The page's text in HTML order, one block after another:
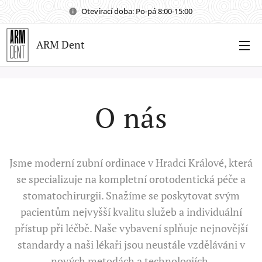
Otevírací doba: Po-pá 8:00-15:00
ARM Dent
O nás
Jsme moderní zubní ordinace v Hradci Králové, která
se specializuje na kompletní orotodentická péče a
stomatochirurgii. Snažíme se poskytovat svým
pacientům nejvyšší kvalitu služeb a individuální
přístup při léčbě. Naše vybavení splňuje nejnovější
standardy a naši lékaři jsou neustále vzděláváni v